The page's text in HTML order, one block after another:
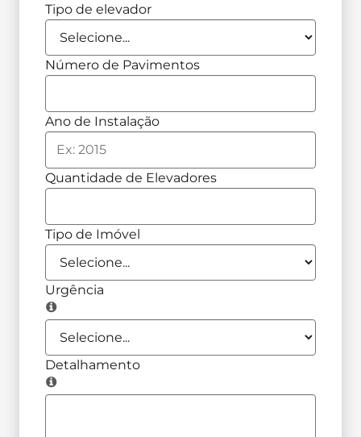
Tipo de elevador
Número de Pavimentos
Ano de Instalação
Quantidade de Elevadores
Tipo de Imóvel
Urgência
Detalhamento